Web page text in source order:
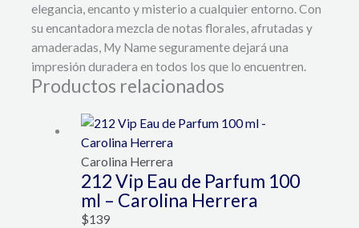
elegancia, encanto y misterio a cualquier entorno. Con
su encantadora mezcla de notas florales, afrutadas y
amaderadas, My Name seguramente dejará una
impresión duradera en todos los que lo encuentren.
Productos relacionados
Carolina Herrera
212 Vip Eau de Parfum 100
ml – Carolina Herrera
$139